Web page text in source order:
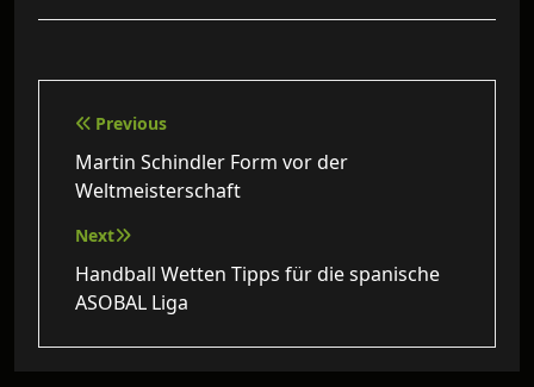
Beitragsnavigation
Previous
Martin Schindler Form vor der
Weltmeisterschaft
Next
Handball Wetten Tipps für die spanische
ASOBAL Liga